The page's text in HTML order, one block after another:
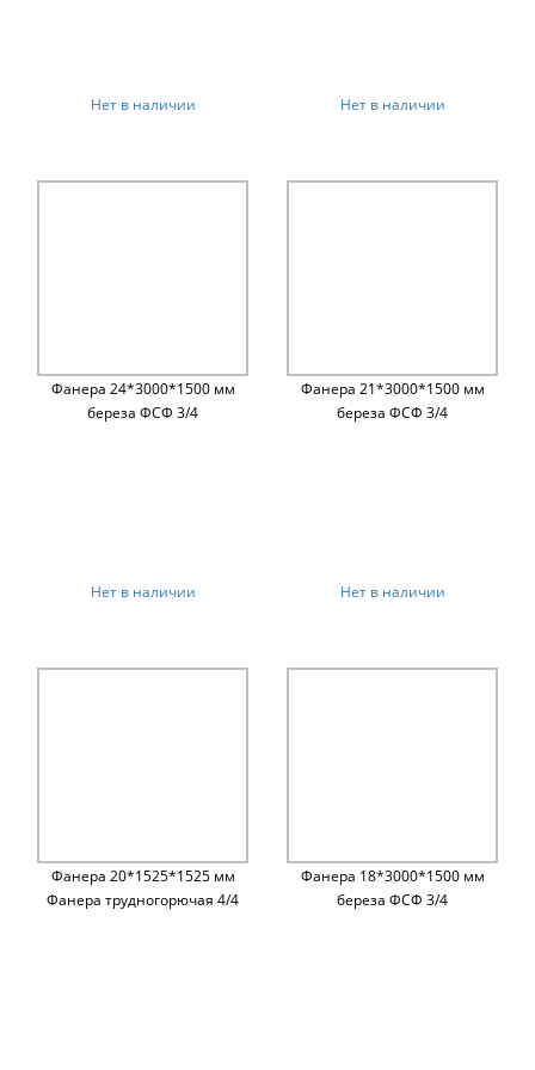
Нет в наличии Нет в наличии
Фанера 24*3000*1500 мм
береза ФСФ 3/4
Нет в наличии
Фанера 21*3000*1500 мм
береза ФСФ 3/4
Нет в наличии
Фанера 20*1525*1525 мм
Фанера трудногорючая 4/4
Фанера 18*3000*1500 мм
береза ФСФ 3/4